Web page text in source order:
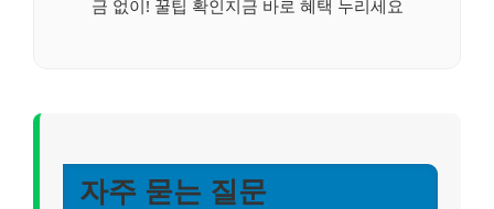
금 없이! 꿀팁 확인지금 바로 혜택 누리세요
자주 묻는 질문